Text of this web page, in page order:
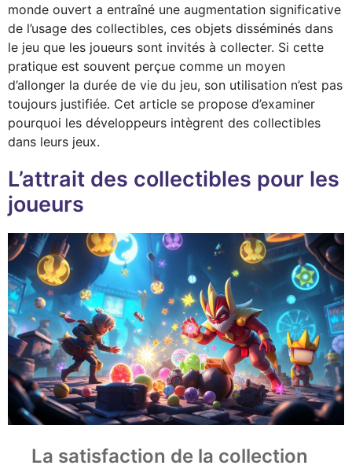
monde ouvert a entraîné une augmentation significative
de l’usage des collectibles, ces objets disséminés dans
le jeu que les joueurs sont invités à collecter. Si cette
pratique est souvent perçue comme un moyen
d’allonger la durée de vie du jeu, son utilisation n’est pas
toujours justifiée. Cet article se propose d’examiner
pourquoi les développeurs intègrent des collectibles
dans leurs jeux.
L’attrait des collectibles pour les
joueurs
La satisfaction de la collection